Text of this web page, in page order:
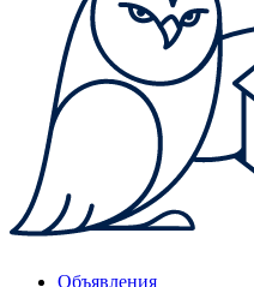
Объявления